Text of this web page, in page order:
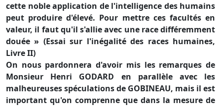
cette noble application de l'intelligence des humains
peut produire d'élevé. Pour mettre ces facultés en
valeur, il faut qu'il s'allie avec une race différemment
douée » (Essai sur l'inégalité des races humaines,
Livre II)
On nous pardonnera d'avoir mis les remarques de
Monsieur Henri GODARD en parallèle avec les
malheureuses spéculations de GOBINEAU, mais il est
important qu'on comprenne que dans la mesure de